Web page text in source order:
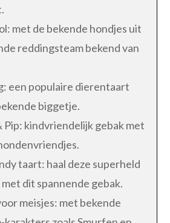
met de bekende hondjes uit
reddingsteam bekend van
een populaire dierentaart
biggetje.
Pip: kindvriendelijk gebak met
taart: haal deze superheld
met dit spannende gebak.
meisjes: met bekende